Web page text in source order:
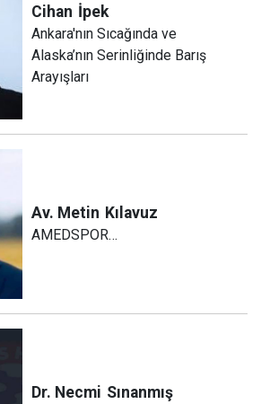
Cihan İpek
Ankara'nın Sıcağında ve
Alaska’nın Serinliğinde Barış
Arayışları
Av. Metin Kılavuz
AMEDSPOR…
Dr. Necmi Sınanmış